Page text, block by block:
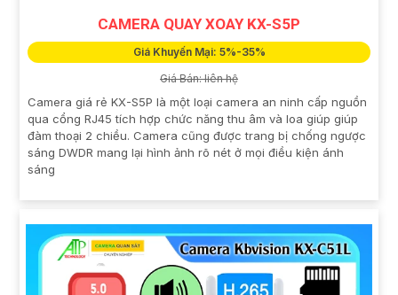
CAMERA QUAY XOAY KX-S5P
Giá Khuyến Mại: 5%-35%
Giá Bán: liên hệ
Camera giá rẻ KX-S5P là một loại camera an ninh cấp nguồn
qua cổng RJ45 tích hợp chức năng thu âm và loa giúp giúp
đàm thoại 2 chiều. Camera cũng được trang bị chống ngược
sáng DWDR mang lại hình ảnh rõ nét ở mọi điều kiện ánh
sáng